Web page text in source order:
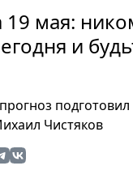
19 мая:
и
подготовил
Чистяков